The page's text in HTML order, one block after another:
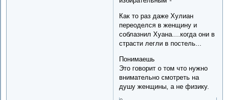
Как то раз даже Хулиан
переоделся в женщину и
соблазнил Хуана....когда они в
страсти легли в постель...
Понимаешь
Это говорит о том что нужно
внимательно смотреть на
душу женщины, а не физику.